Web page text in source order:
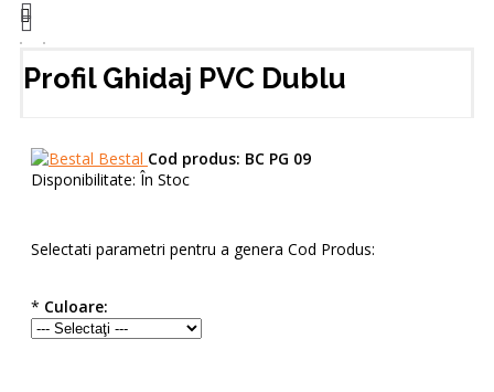
Profil Ghidaj PVC Dublu
Bestal Cod produs: BC PG 09
Disponibilitate: În Stoc
Selectati parametri pentru a genera Cod Produs:
* Culoare: